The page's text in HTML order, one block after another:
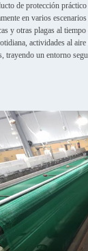
de protección
en varios
y otras plagas al
actividades al
trayendo un entorno